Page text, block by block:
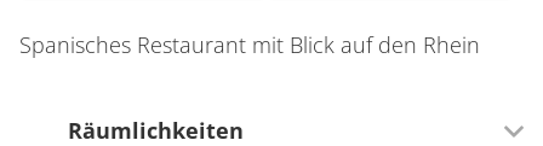
Spanisches Restaurant mit Blick auf den Rhein
Räumlichkeiten